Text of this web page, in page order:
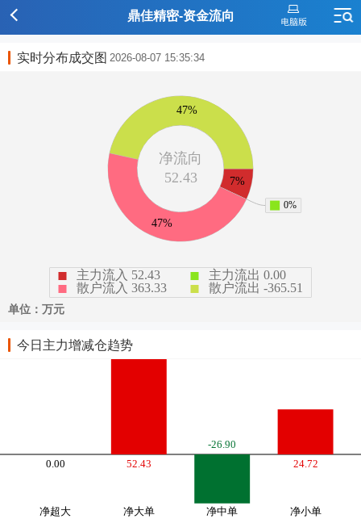
鼎佳精密-资金流向
实时分布成交图 2026-08-07 15:35:34
今日主力增减仓趋势